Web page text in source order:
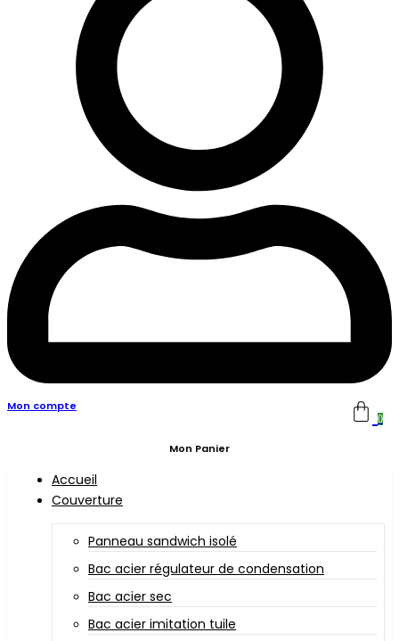
Mon compte
0
Mon Panier
Accueil
Couverture
Panneau sandwich isolé
Bac acier régulateur de condensation
Bac acier sec
Bac acier imitation tuile